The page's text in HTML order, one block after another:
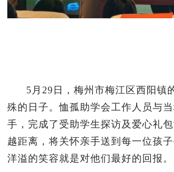
5月29日，梅州市梅江区西阳镇
殊的日子。恤孤助学会工作人员与
手，完成了受助学生探访及爱心礼
越距离，将关怀亲手送到每一位孩
洋溢的笑容就是对他们最好的回报。